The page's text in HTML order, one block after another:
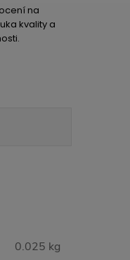
na
kvality a
0.025 kg